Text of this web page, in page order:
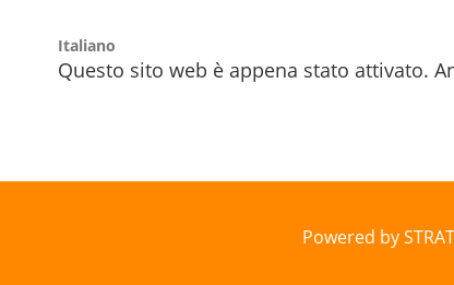
Italiano
Questo sito web è appena stato attivato.
Powered by